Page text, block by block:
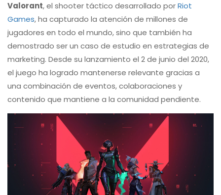
Valorant, el shooter táctico desarrollado porRiot
Games, ha capturado la atención de millones de
jugadores en todo el mundo, sino que también ha
demostrado ser un caso de estudio en estrategias de
marketing. Desde su lanzamiento el 2 de junio del 2020,
el juego ha logrado mantenerse relevante gracias a
una combinación de eventos, colaboraciones y
contenido que mantiene a la comunidad pendiente.